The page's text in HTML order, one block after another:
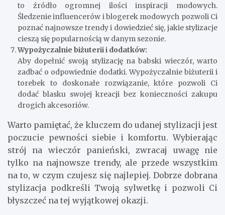
to źródło ogromnej ilości inspiracji modowych.
Śledzenie influencerów i blogerek modowych pozwoli Ci
poznać najnowsze trendy i dowiedzieć się, jakie stylizacje
cieszą się popularnością w danym sezonie.
Wypożyczalnie biżuterii i dodatków:
Aby dopełnić swoją stylizację na babski wieczór, warto
zadbać o odpowiednie dodatki. Wypożyczalnie biżuterii i
torebek to doskonałe rozwiązanie, które pozwoli Ci
dodać blasku swojej kreacji bez konieczności zakupu
drogich akcesoriów.
Warto pamiętać, że kluczem do udanej stylizacji jest
poczucie pewności siebie i komfortu. Wybierając
strój na wieczór panieński, zwracaj uwagę nie
tylko na najnowsze trendy, ale przede wszystkim
na to, w czym czujesz się najlepiej. Dobrze dobrana
stylizacja podkreśli Twoją sylwetkę i pozwoli Ci
błyszczeć na tej wyjątkowej okazji.